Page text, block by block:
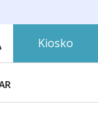
Kiosko